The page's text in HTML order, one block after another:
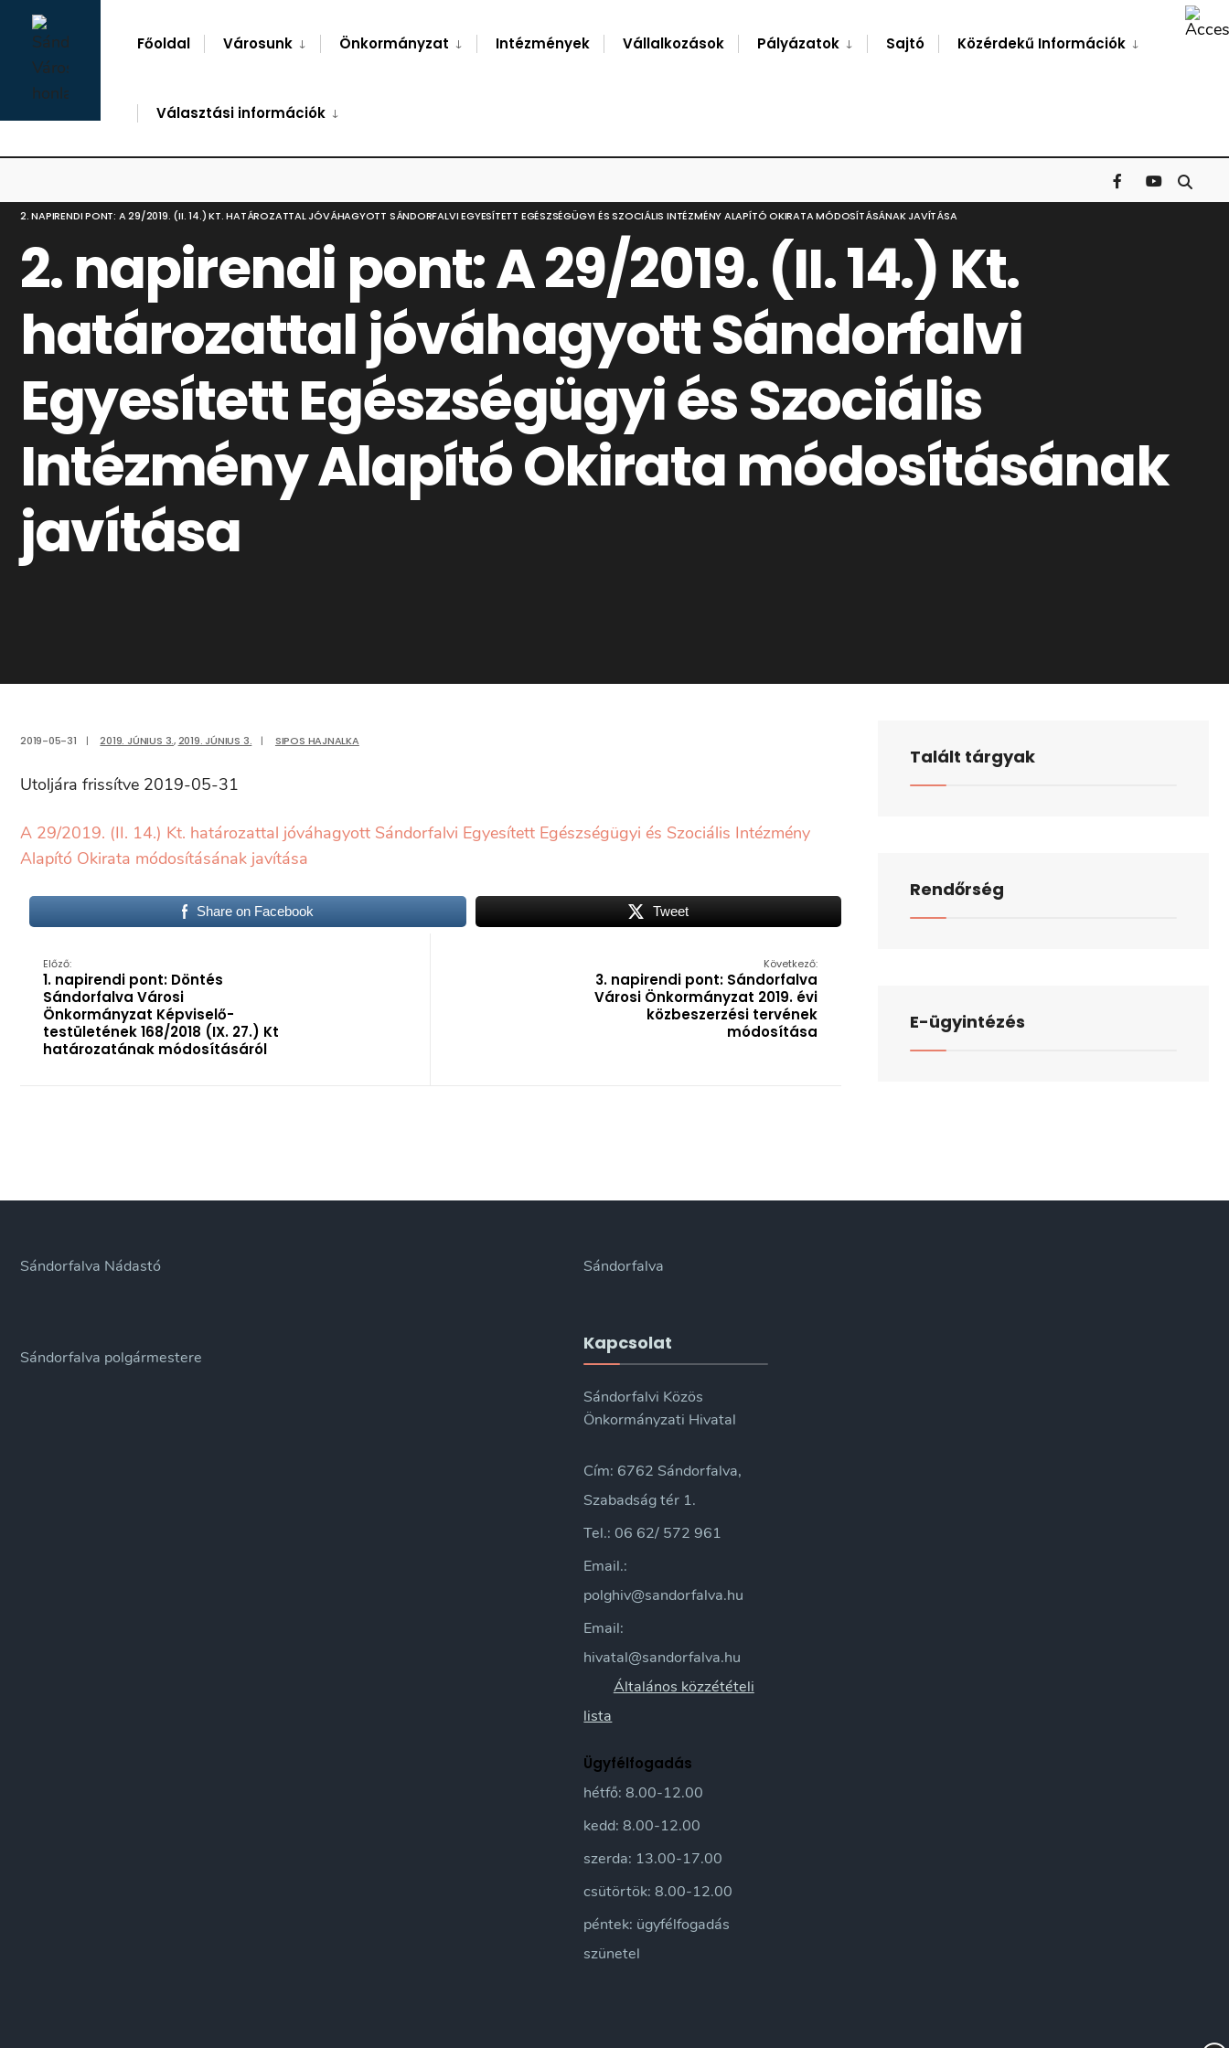
Skip
content
Főoldal Városunk Önkormányzat Intézmények Vállalkozások Pályázatok Sajtó Közérdekű Információk
Választási információk
2. NAPIRENDI PONT: A 29/2019. (II. 14.) KT. HATÁROZATTAL JÓVÁHAGYOTT SÁNDORFALVI EGYESÍTETT EGÉSZSÉGÜGYI ÉS SZOCIÁLIS INTÉZMÉNY ALAPÍTÓ OKIRATA MÓDOSÍTÁSÁNAK JAVÍTÁSA
2. napirendi pont: A 29/2019. (II. 14.) Kt.
határozattal jóváhagyott Sándorfalvi
Egyesített Egészségügyi és Szociális
Intézmény Alapító Okirata módosításának
javítása
2019-05-31 | 2019. JÚNIUS 3.,2019. JÚNIUS 3. | SIPOS HAJNALKA
Utoljára frissítve 2019-05-31
A 29/2019. (II. 14.) Kt. határozattal jóváhagyott Sándorfalvi Egyesített Egészségügyi és Szociális Intézmény
Alapító Okirata módosításának javítása
Share on Facebook Tweet
Előző:
1. napirendi pont: Döntés
Sándorfalva Városi
Önkormányzat Képviselő-
testületének 168/2018 (IX. 27.) Kt
határozatának módosításáról
Következő:
3. napirendi pont: Sándorfalva
Városi Önkormányzat 2019. évi
közbeszerzési tervének
módosítása
Talált tárgyak
Rendőrség
E-ügyintézés
Sándorfalva Nádastó
Sándorfalva polgármestere
Sándorfalva
Kapcsolat
Sándorfalvi Közös
Önkormányzati Hivatal
Cím: 6762 Sándorfalva,
Szabadság tér 1.
Tel.: 06 62/ 572 961
Email.:
polghiv@sandorfalva.hu
Email:
hivatal@sandorfalva.hu
Általános közzétételi
lista
Ügyfélfogadás
hétfő: 8.00-12.00
kedd: 8.00-12.00
szerda: 13.00-17.00
csütörtök: 8.00-12.00
péntek: ügyfélfogadás
szünetel
Window